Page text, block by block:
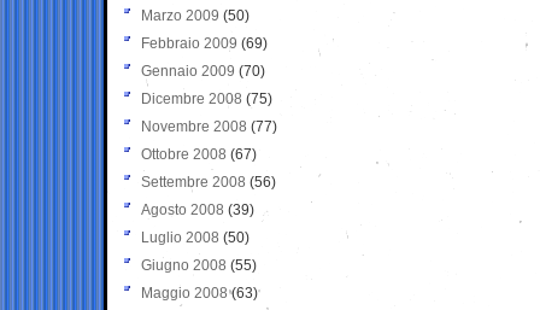
Marzo 2009 (50)
Febbraio 2009 (69)
Gennaio 2009 (70)
Dicembre 2008 (75)
Novembre 2008 (77)
Ottobre 2008 (67)
Settembre 2008 (56)
Agosto 2008 (39)
Luglio 2008 (50)
Giugno 2008 (55)
Maggio 2008(63)